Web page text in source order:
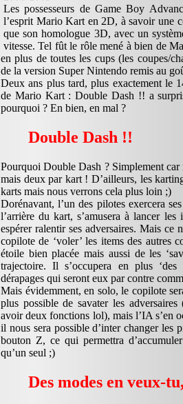
Les possesseurs de Game Boy
l’esprit Mario Kart en 2D, à savoir une
que son homologue 3D, avec un
vitesse. Tel fût le rôle mené à bien de
en plus de toutes les cups (les coupes/
de la version Super Nintendo remis au
Deux ans plus tard, plus exactement le
de Mario Kart : Double Dash !! a
pourquoi ? En bien, en mal ?
Double Dash !!
Pourquoi Double Dash ? Simplement
mais deux par kart ! D’ailleurs, les
karts mais nous verrons cela plus loin ;)
Dorénavant, l’un des pilotes exercera
l’arrière du kart, s’amusera à lancer
espérer ralentir ses adversaires. Mais ce
copilote de ‘voler’ les items des autres
étoile bien placée mais aussi de les
trajectoire. Il s’occupera en plus ‘des
dérapages qui seront eux par contre
Mais évidemment, en solo, le copilote
plus possible de savater les
avoir deux fonctions lol), mais l’IA s’en
il nous sera possible d’inter changer les
bouton Z, ce qui permettra
qu’un seul ;)
Des modes en veux-